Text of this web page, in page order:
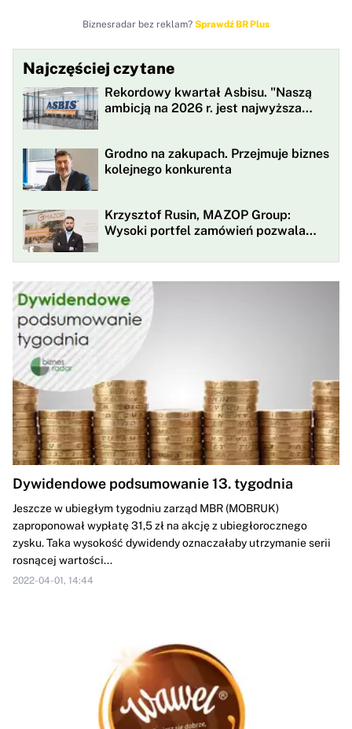
Biznesradar bez reklam? Sprawdź BR Plus
Najczęściej czytane
Rekordowy kwartał Asbisu. "Naszą
ambicją na 2026 r. jest najwyższa
Grodno na zakupach. Przejmuje biznes
kolejnego konkurenta
Krzysztof Rusin, MAZOP Group:
Wysoki portfel zamówień pozwala
przychodów
Dywidendowe podsumowanie 13. tygodnia
Jeszcze w ubiegłym tygodniu zarząd MBR (MOBRUK)
zaproponował wypłatę 31,5 zł na akcję z ubiegłorocznego
zysku. Taka wysokość dywidendy oznaczałaby utrzymanie serii
rosnącej wartości...
2022-04-01, 14:44